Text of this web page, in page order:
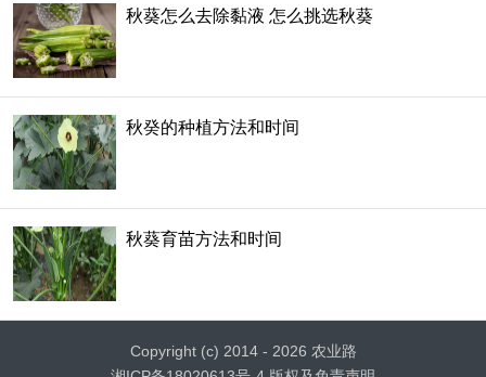
秋葵怎么去除黏液 怎么挑选秋葵
秋癸的种植方法和时间
秋葵育苗方法和时间
Copyright (c) 2014 - 2026 农业路